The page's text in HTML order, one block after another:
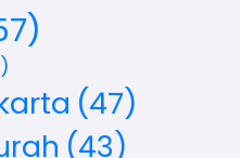
(47)
(43)